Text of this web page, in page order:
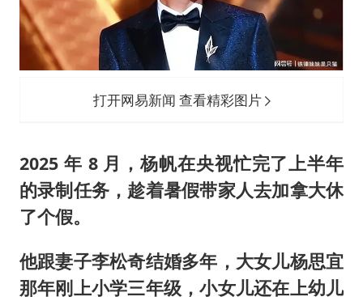
打开网易新闻 查看精彩图片
2025 年 8 月，杨帆在央视忙完了上半年
的录制任务，趁着暑假带家人去加拿大休
了个假。
他跟妻子李松奇结婚多年，大女儿杨思宜
那年刚上小学三年级，小女儿还在上幼儿